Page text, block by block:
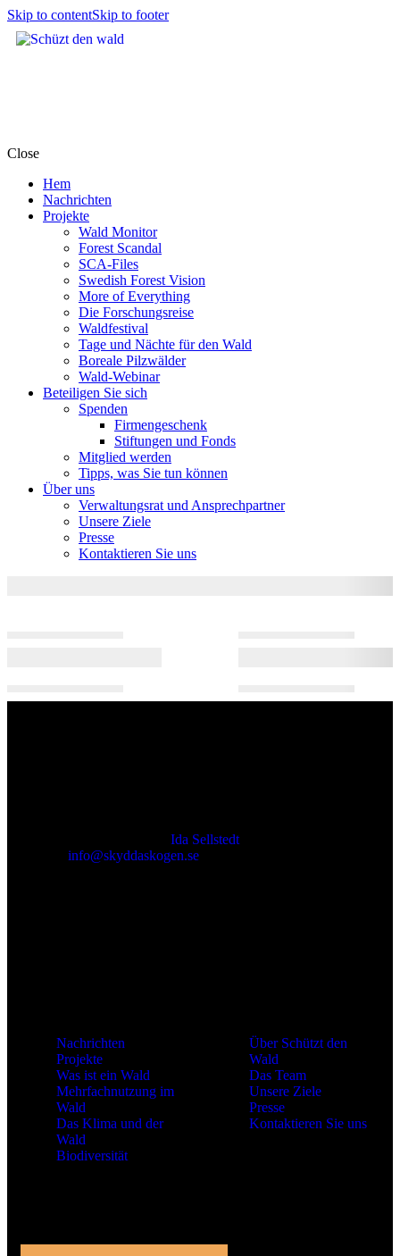
Skip to contentSkip to footer
Close
Hem
Nachrichten
Projekte
Wald Monitor
Forest Scandal
SCA-Files
Swedish Forest Vision
More of Everything
Die Forschungsreise
Waldfestival
Tage und Nächte für den Wald
Boreale Pilzwälder
Wald-Webinar
Beteiligen Sie sich
Spenden
Firmengeschenk
Stiftungen und Fonds
Mitglied werden
Tipps, was Sie tun können
Über uns
Verwaltungsrat und Ansprechpartner
Unsere Ziele
Presse
Kontaktieren Sie uns
Ida Sellstedt
info@skyddaskogen.se
Nachrichten
Projekte
Was ist ein Wald
Mehrfachnutzung im
Wald
Das Klima und der
Wald
Biodiversität
Über Schützt den
Wald
Das Team
Unsere Ziele
Presse
Kontaktieren Sie uns